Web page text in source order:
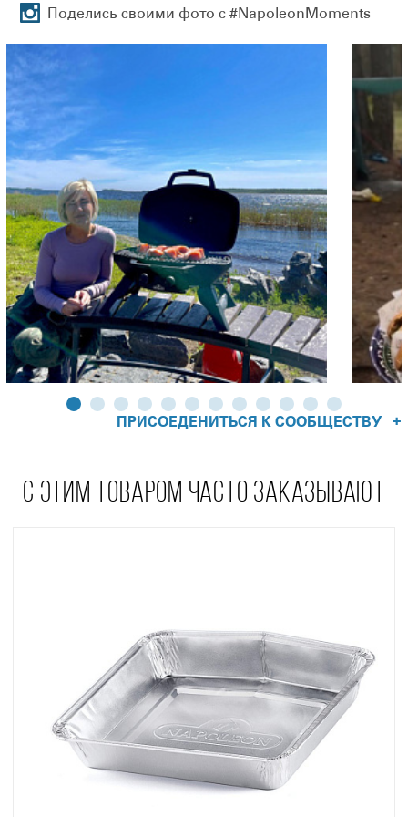
Поделись своими фото с #NapoleonMoments
ПРИСОЕДЕНИТЬСЯ К СООБЩЕСТВУ +
С ЭТИМ ТОВАРОМ ЧАСТО ЗАКАЗЫВАЮТ